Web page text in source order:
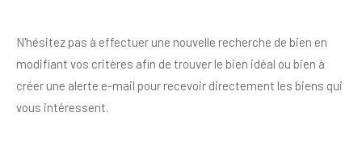
N'hésitez pas à effectuer une nouvelle recherche de bien en
modifiant vos critères afin de trouver le bien idéal ou bien à
créer une alerte e-mail pour recevoir directement les biens qui
vous intéressent.
Pièces
Pièces